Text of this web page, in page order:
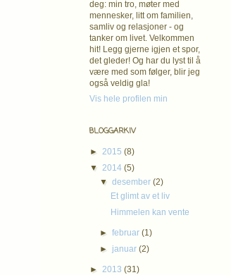
deg: min tro, møter med
mennesker, litt om familien,
samliv og relasjoner - og
tanker om livet. Velkommen
hit! Legg gjerne igjen et spor,
det gleder! Og har du lyst til å
være med som følger, blir jeg
også veldig gla!
Vis hele profilen min
BLOGGARKIV
► 2015 (8)
▼ 2014 (5)
▼desember(2)
Et glimt av et liv
Himmelen kan vente
►februar(1)
► januar(2)
► 2013 (31)